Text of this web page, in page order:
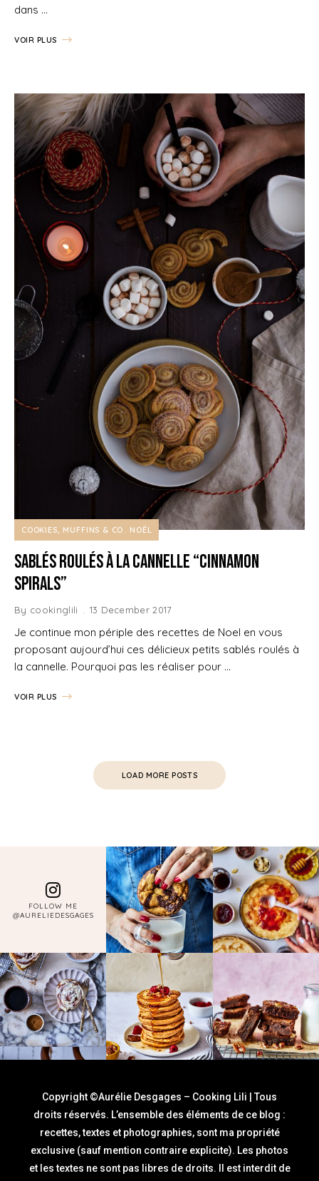
dans …
VOIR PLUS
COOKIES, MUFFINS & CO NOËL
Sablés Roulés à la Cannelle “Cinnamon
Spirals”
By cookinglili 13 December 2017
Je continue mon périple des recettes de Noel en vous
proposant aujourd’hui ces délicieux petits sablés roulés à
la cannelle. Pourquoi pas les réaliser pour …
VOIR PLUS
LOAD MORE POSTS
FOLLOW ME
@AURELIEDESGAGES
Copyright ©Aurélie Desgages – Cooking Lili | Tous
droits réservés. L’ensemble des éléments de ce blog :
recettes, textes et photographies, sont ma propriété
exclusive (sauf mention contraire explicite). Les photos
et les textes ne sont pas libres de droits. Il est interdit de